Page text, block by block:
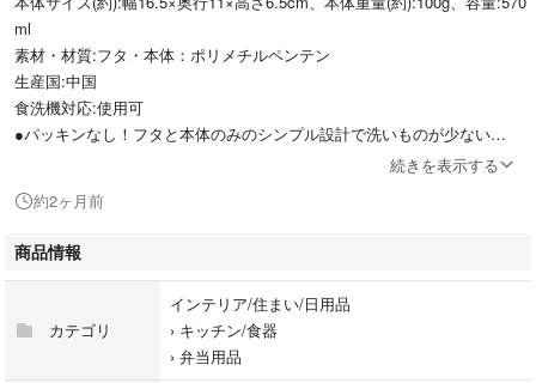
ml
素材・材質:フタ・本体：ポリメチルペンテン
生産国:中国
食洗機対応:使用可
●パッキンなし！フタと本体のみのシンプル設計で洗いものが少ない
ｰにおい移りしにくい
ｰ色移りしにくい
●角がないので洗いやすい
●フタをしたまま電子レンジOK
●本体を傾けたり横にしたりしないでください。※フタには止水性がありま
続きを表示する
約2ヶ月前
商品情報
カテゴリ
インテリア/住まい/日用品
› キッチン/食器
› 弁当用品